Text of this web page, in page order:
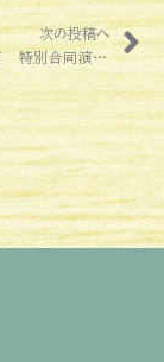
次の投稿へ
2024年3月3日 特別合同演奏会について